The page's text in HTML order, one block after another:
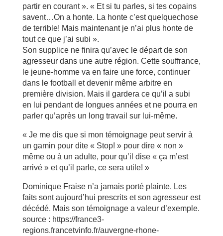
partir en courant ». « Et si tu parles, si tes copains
savent…On a honte. La honte c’est quelquechose
de terrible! Mais maintenant je n’ai plus honte de
tout ce que j’ai subi ».
Son supplice ne finira qu’avec le départ de son
agresseur dans une autre région. Cette souffrance,
le jeune-homme va en faire une force, continuer
dans le football et devenir même arbitre en
première division. Mais il gardera ce qu’il a subi
en lui pendant de longues années et ne pourra en
parler qu’après un long travail sur lui-même.
« Je me dis que si mon témoignage peut servir à
un gamin pour dite « Stop! » pour dire « non »
même ou à un adulte, pour qu’il dise « ça m’est
arrivé » et qu’il parle, ce sera utile! »
Dominique Fraise n’a jamais porté plainte. Les
faits sont aujourd’hui prescrits et son agresseur est
décédé. Mais son témoignage a valeur d’exemple.
source : https://france3-
regions.francetvinfo.fr/auvergne-rhone-